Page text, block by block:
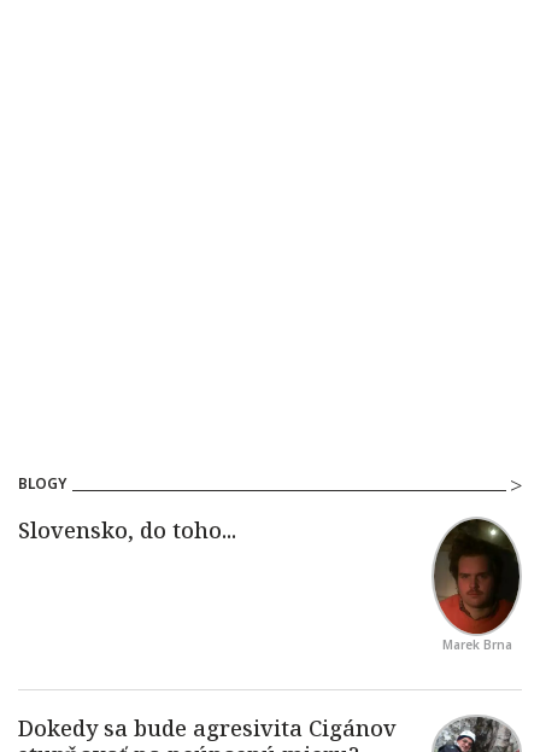
BLOGY
Marek Brna